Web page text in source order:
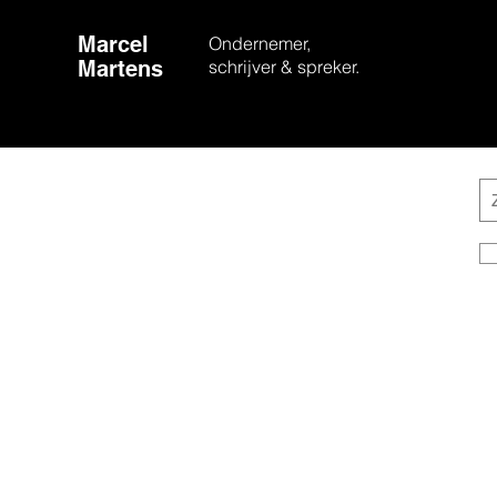
Marcel
Martens
Ondernemer,
schrijver & spreker.